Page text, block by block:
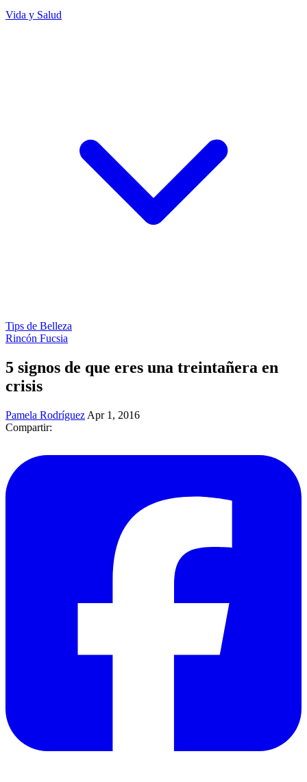
Vida y Salud
Tips de Belleza
Rincón Fucsia
5 signos de que eres una treintañera en
crisis
Pamela Rodríguez Apr 1, 2016
Compartir: